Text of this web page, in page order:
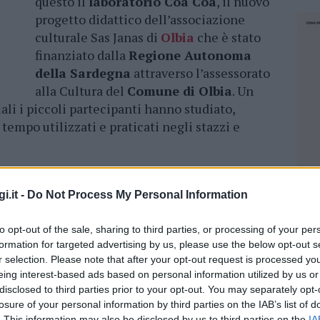
- Do Not Process My Personal Information
opt-out of the sale, sharing to third parties, or processing of your
for targeted advertising by us, please use the below opt-out
selection. Please note that after your opt-out request is processed
interest-based ads based on personal information utilized by us
to third parties prior to your opt-out. You may separately
of your personal information by third parties on the IAB’s list of
progetto didattico dell’associazione
culturale Sas Janas di Olbia che è stato
finanziato dallaRegione Autonoma
della Sardegna attraverso l’assessorato
alla Cultura del Comune di Olbia. Un
i piccoli partecipanti hanno studiato,
utilizzati e praticati negli stazzi e
progetti – commenta
non solo alla conoscenza e alrecupero
in modo sano e spontaneo”.
, si è svolto prevalentemente all’aperto e
piazza della chiesa dellafrazione di
persone anziane, tutte particolarmente
Serrae di Salvatore Sini, delegato di